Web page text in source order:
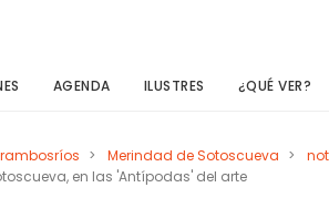
AGENDA ILUSTRES ¿QUÉ VER?
> Merindad de Sotoscueva >
en las 'Antípodas' del arte